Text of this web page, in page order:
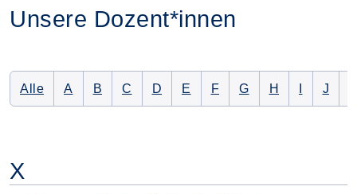
Unsere Dozent*innen
AlleAlle Dozenten auflisten
Nur Dozenten mit folgendem
A Nur Dozenten mit folgendem
B Nur Dozenten mit folgendem
C Nur Dozenten mit folgendem
D Nur Dozenten mit
E Nur Dozenten mit
F Nur Dozenten mit
G Nur
H NurNur
J
X